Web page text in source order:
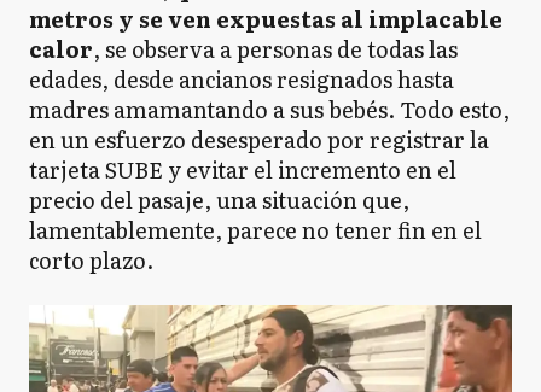
metros y se ven expuestas al implacable
calor, se observa a personas de todas las
edades, desde ancianos resignados hasta
madres amamantando a sus bebés. Todo esto,
en un esfuerzo desesperado por registrar la
tarjeta SUBE y evitar el incremento en el
precio del pasaje, una situación que,
lamentablemente, parece no tener fin en el
corto plazo.